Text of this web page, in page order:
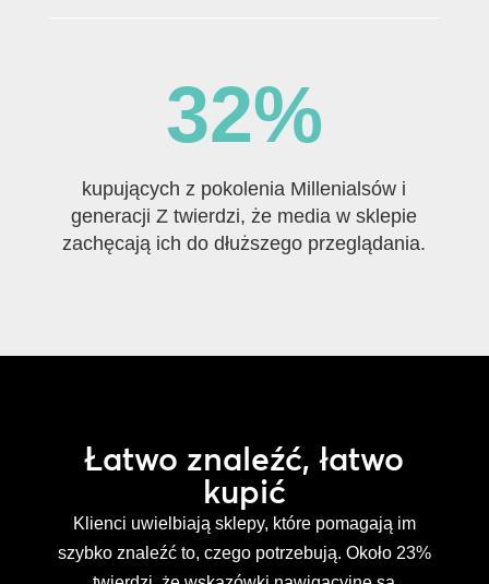
32%
kupujących z pokolenia Millenialsów i
generacji Z twierdzi, że media w sklepie
zachęcają ich do dłuższego przeglądania.
Łatwo znaleźć, łatwo
kupić
Klienci uwielbiają sklepy, które pomagają im
szybko znaleźć to, czego potrzebują. Około 23%